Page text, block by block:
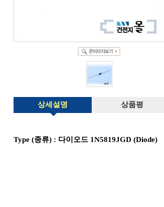
상세설명 상품평
Type (종류) : 다이오드 1N5819JGD (Diode)